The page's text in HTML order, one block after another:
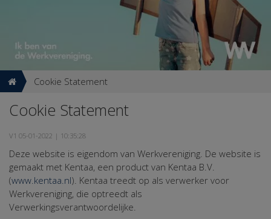
Cookie Statement
Cookie Statement
V1 05-01-2022 | 10:35:28
Deze website is eigendom van Werkvereniging. De website is
gemaakt met Kentaa, een product van Kentaa B.V.
(www.kentaa.nl). Kentaa treedt op als verwerker voor
Werkvereniging, die optreedt als
Verwerkingsverantwoordelijke.